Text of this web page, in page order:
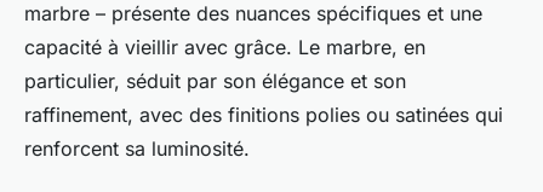
marbre – présente des nuances spécifiques et une
capacité à vieillir avec grâce. Le marbre, en
particulier, séduit par son élégance et son
raffinement, avec des finitions polies ou satinées qui
renforcent sa luminosité.